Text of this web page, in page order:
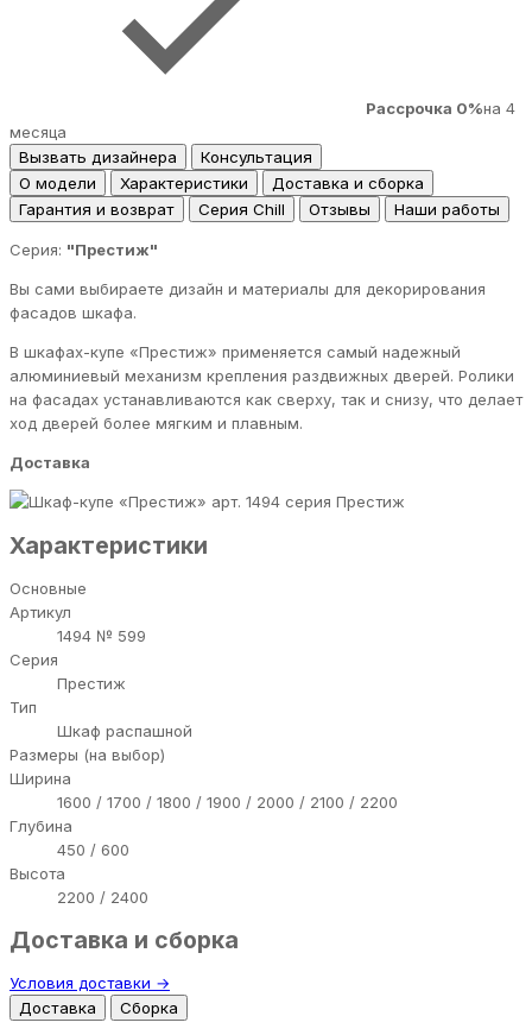
Рассрочка 0%на 4
месяца
Вызвать дизайнера
Консультация
О модели
Характеристики
Доставка и сборка
Гарантия и возврат
Серия Chill Отзывы Наши работы
Серия: "Престиж"
Вы сами выбираете дизайн и материалы для декорирования
фасадов шкафа.
В шкафах-купе «Престиж» применяется самый надежный
алюминиевый механизм крепления раздвижных дверей. Ролики
на фасадах устанавливаются как сверху, так и снизу, что делает
ход дверей более мягким и плавным.
Доставка
серия Престиж
Характеристики
Основные
Артикул
1494 № 599
Серия
Престиж
Тип
Шкаф распашной
Размеры (на выбор)
Ширина
1600 / 1700 / 1800 / 1900 / 2000 / 2100 / 2200
Глубина
450 / 600
Высота
2200 / 2400
Доставка и сборка
Условия доставки →
Доставка
Сборка